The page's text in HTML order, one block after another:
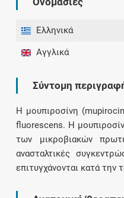
Ελληνικά
Αγγλικά
Σύντομη
Η μουπιροσίνη
fluorescens. Η
των μικροβιακών
ανασταλτικές
επιτυγχάνονται κατά